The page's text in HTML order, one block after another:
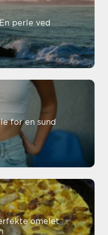
perle ved
for en sund
omelet